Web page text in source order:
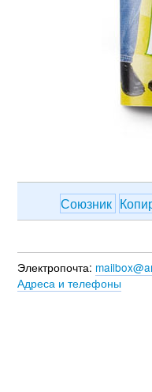
Союзник
Электропочта:
Адреса и телефоны